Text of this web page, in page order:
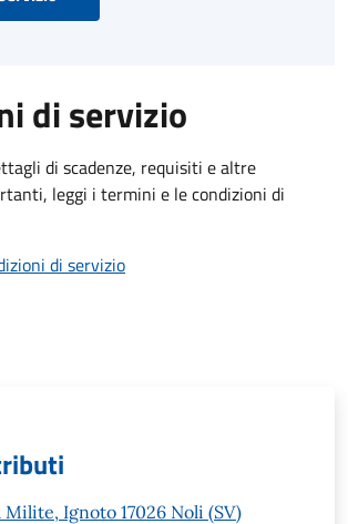
di servizio
di scadenze, requisiti e altre
leggi i termini e le condizioni di
di servizio
Milite, Ignoto 17026 Noli (SV)